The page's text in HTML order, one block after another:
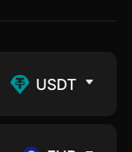
USDT